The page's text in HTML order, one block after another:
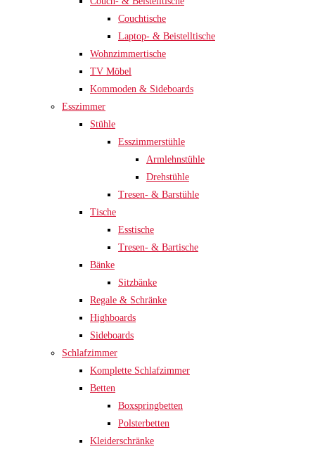
Couchtische
Laptop- & Beistelltische
Wohnzimmertische
TV Möbel
Kommoden & Sideboards
Esszimmer
Stühle
Esszimmerstühle
Armlehnstühle
Drehstühle
Tresen- & Barstühle
Tische
Esstische
Tresen- & Bartische
Bänke
Sitzbänke
Regale & Schränke
Highboards
Sideboards
Schlafzimmer
Komplette Schlafzimmer
Betten
Boxspringbetten
Polsterbetten
Kleiderschränke